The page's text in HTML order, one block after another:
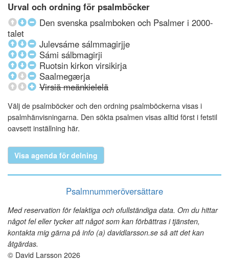
Urval och ordning för psalmböcker
Den svenska psalmboken och Psalmer i 2000-
talet
Julevsáme sálmmagirjje
Sámi sálbmagirji
Ruotsin kirkon virsikirja
Saalmegærja
Virsiä meänkielelä
Välj de psalmböcker och den ordning psalmböckerna visas i
psalmhänvisningarna. Den sökta psalmen visas alltid först i fetstil
oavsett inställning här.
Visa agenda för delning
Psalmnummeröversättare
Med reservation för felaktiga och ofullständiga data. Om du hittar
något fel eller tycker att något som kan förbättras i tjänsten,
kontakta mig gärna på info (a) davidlarsson.se så att det kan
åtgärdas.
© David Larsson 2026